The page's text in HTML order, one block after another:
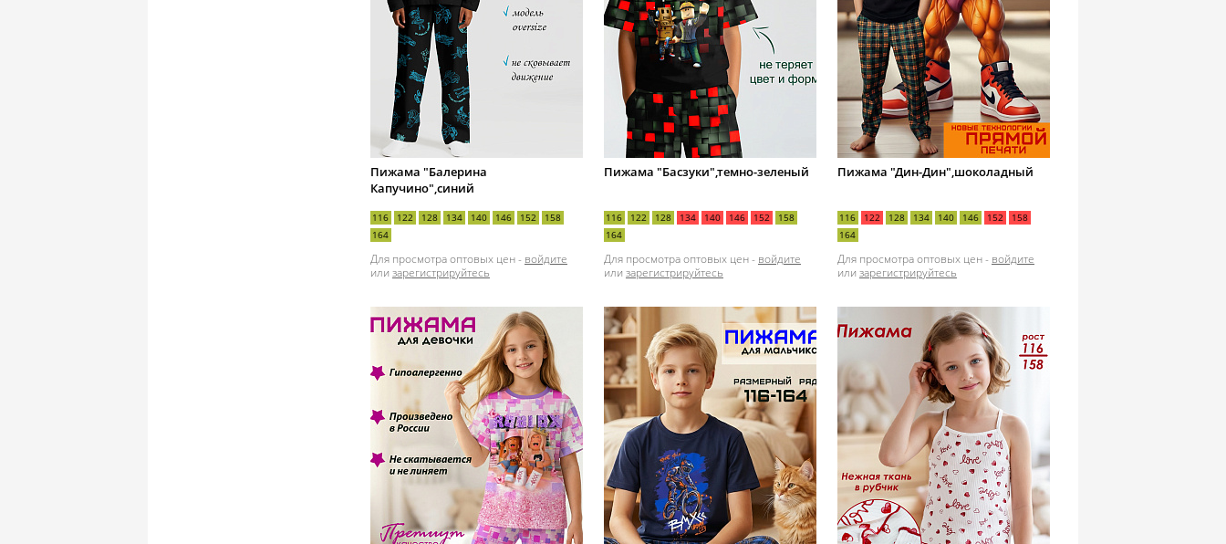
Пижама "Балерина
Капучино",синий
116 122 128 134 140 146 152
158
164
Для просмотра оптовых цен - войдите
или зарегистрируйтесь
Пижама "Басзуки",темно-зеленый
116 122 128 134 140 146 152
158
164
Для просмотра оптовых цен - войдите
или зарегистрируйтесь
Пижама "Дин-Дин",шоколадный
116 122 128 134 140 146 152
158
164
Для просмотра оптовых цен - войдите
или зарегистрируйтесь